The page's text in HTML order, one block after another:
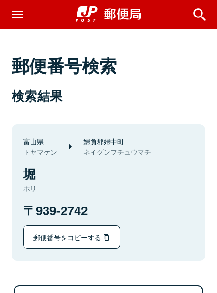
郵便番号検索
検索結果
富山県
トヤマケン
婦負郡婦中町
ネイグンフチュウマチ
堀
ホリ
939-2742
郵便番号をコピーする